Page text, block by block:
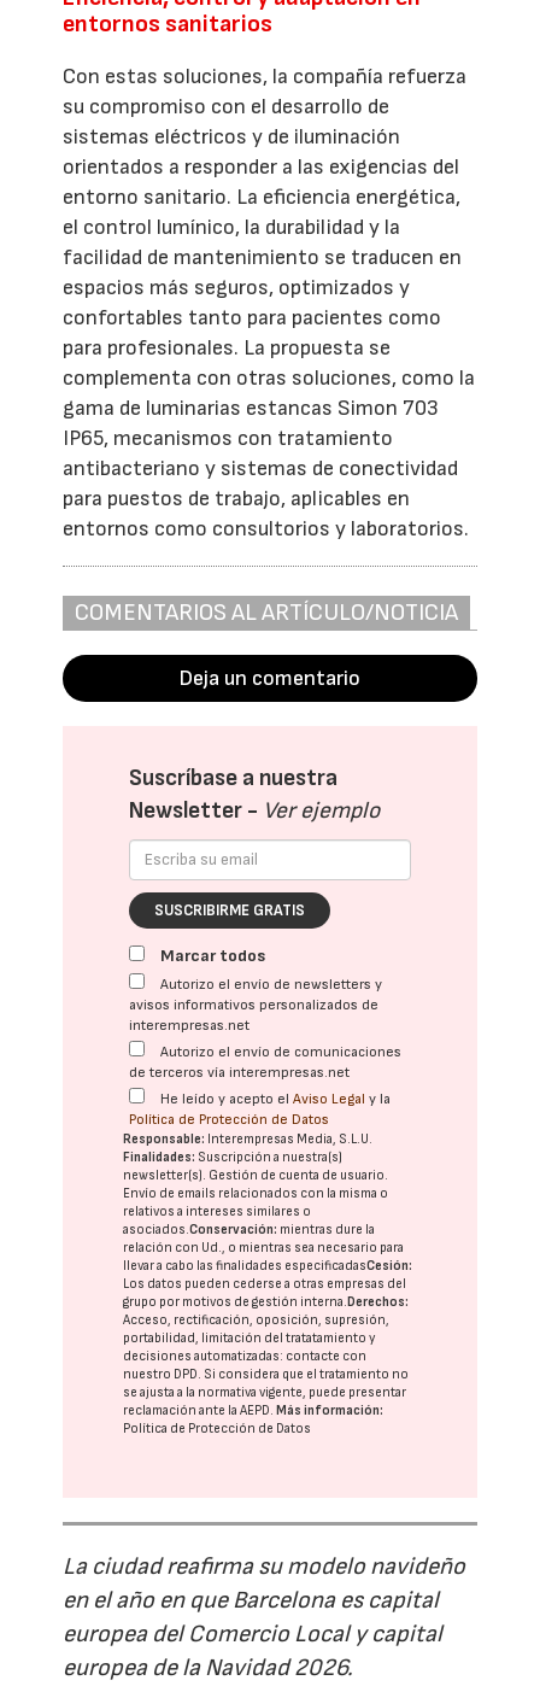
entornos sanitarios
Con estas soluciones, la compañía refuerza
su compromiso con el desarrollo de
sistemas eléctricos y de iluminación
orientados a responder a las exigencias del
entorno sanitario. La eficiencia energética,
el control lumínico, la durabilidad y la
facilidad de mantenimiento se traducen en
espacios más seguros, optimizados y
confortables tanto para pacientes como
para profesionales. La propuesta se
complementa con otras soluciones, como la
gama de luminarias estancas Simon 703
IP65, mecanismos con tratamiento
antibacteriano y sistemas de conectividad
para puestos de trabajo, aplicables en
entornos como consultorios y laboratorios.
COMENTARIOS AL ARTÍCULO/NOTICIA
Deja un comentario
Suscríbase a nuestra
Newsletter - Ver ejemplo
SUSCRIBIRME GRATIS
Marcar todos
Autorizo el envío de newsletters y
avisos informativos personalizados de
interempresas.net
Autorizo el envío de comunicaciones
de terceros vía interempresas.net
He leído y acepto elAviso Legal y la
Política de Protección de Datos
Responsable: Interempresas Media, S.L.U.
Finalidades: Suscripción a nuestra(s)
newsletter(s). Gestión de cuenta de usuario.
Envío de emails relacionados con la misma o
relativos a intereses similares o
asociados.Conservación: mientras dure la
relación con Ud., o mientras sea necesario para
llevar a cabo las finalidades especificadasCesión:
Los datos pueden cederse a otras empresas del
grupo por motivos de gestión interna.Derechos:
Acceso, rectificación, oposición, supresión,
portabilidad, limitación del tratatamiento y
decisiones automatizadas: contacte con
nuestro DPD. Si considera que el tratamiento no
se ajusta a la normativa vigente, puede presentar
reclamación ante laAEPD.Más información:
Política de Protección de Datos
La ciudad reafirma su modelo navideño
en el año en que Barcelona es capital
europea del Comercio Local y capital
europea de la Navidad 2026.